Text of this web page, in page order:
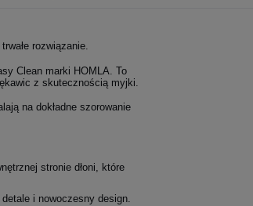
rozwiązanie.
Clean marki HOMLA. To
z skutecznością myjki.
na dokładne szorowanie
stronie dłoni, które
i nowoczesny design.